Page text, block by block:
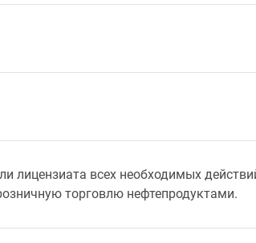
лицензиата всех необходимых
торговлю нефтепродуктами.